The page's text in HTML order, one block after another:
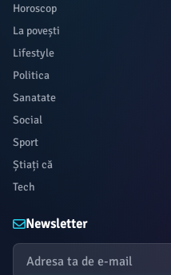
Horoscop
La povești
Lifestyle
Politica
Sanatate
Social
Sport
Știați că
Tech
Newsletter